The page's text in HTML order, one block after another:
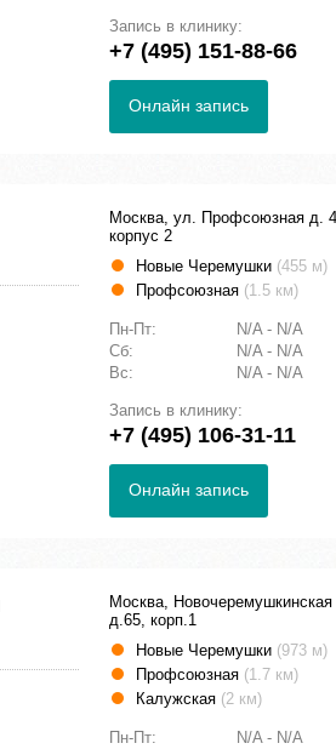
Запись в клинику:
+7 (495) 151-88-66
Онлайн запись
Москва, ул. Профсоюзная д.
корпус 2
Новые Черемушки (455 м)
Профсоюзная (1.5 км)
Пн-Пт:
N/A - N/A
Сб:
N/A - N/A
Вс:
N/A - N/A
Запись в клинику:
+7 (495) 106-31-11
Онлайн запись
Москва, Новочеремушкинская
д.65, корп.1
Новые Черемушки (973 м)
Профсоюзная (1.7 км)
Калужская (2 км)
Пн-Пт:
N/A - N/A